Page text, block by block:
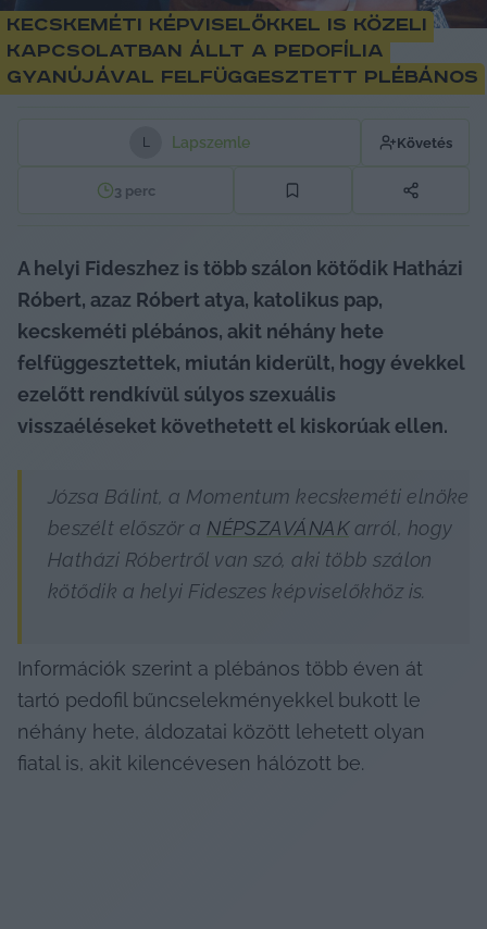
Kecskeméti képviselőkkel is közeli
kapcsolatban állt a pedofília
gyanújával felfüggesztett plébános
L Lapszemle Követés
3 perc
A helyi Fideszhez is több szálon kötődik Hatházi
Róbert, azaz Róbert atya, katolikus pap,
kecskeméti plébános, akit néhány hete
felfüggesztettek, miután kiderült, hogy évekkel
ezelőtt rendkívül súlyos szexuális
visszaéléseket követhetett el kiskorúak ellen.
Józsa Bálint, a Momentum kecskeméti elnöke
beszélt először a NÉPSZAVÁNAK arról, hogy
Hatházi Róbertről van szó, aki több szálon
kötődik a helyi Fideszes képviselőkhöz is.
Információk szerint a plébános több éven át
tartó pedofil bűncselekményekkel bukott le
néhány hete, áldozatai között lehetett olyan
fiatal is, akit kilencévesen hálózott be.